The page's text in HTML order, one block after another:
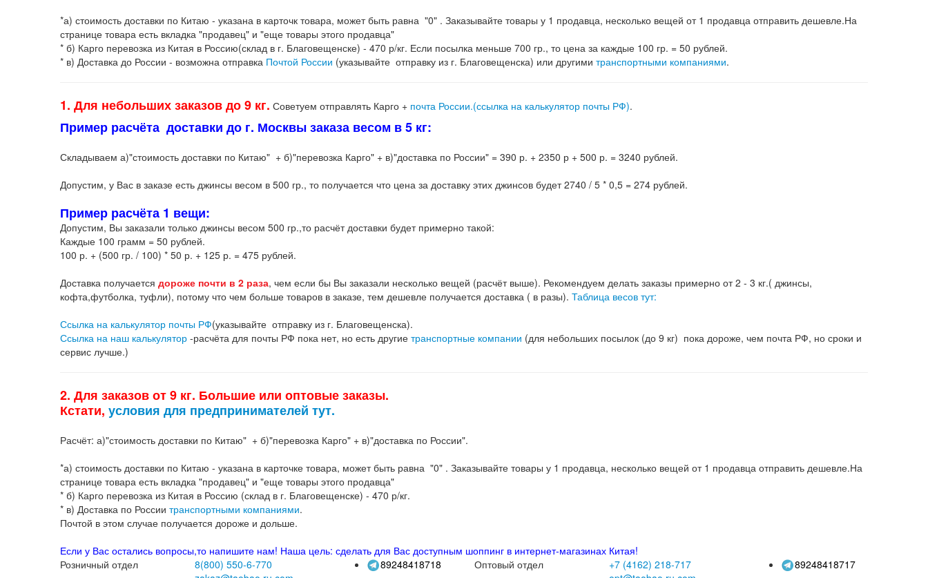
*а) стоимость доставки по Китаю - указана в карточк товара, может быть равна "0" . Заказывайте товары у 1 продавца, несколько вещей от 1 продавца отправить дешевле.На
странице товара есть вкладка "продавец" и "еще товары этого продавца"
* б) Карго перевозка из Китая в Россию(склад в г. Благовещенске) - 470 р/кг. Если посылка меньше 700 гр., то цена за каждые 100 гр. = 50 рублей.
* в) Доставка до России - возможна отправка Почтой России (указывайте отправку из г. Благовещенска) или другими транспортными компаниями.
1. Для небольших заказов до 9 кг. Советуем отправлять Карго + почта России.(ссылка на калькулятор почты РФ).
Пример расчёта доставки до г. Москвы заказа весом в 5 кг:
Складываем а)"стоимость доставки по Китаю" + б)"перевозка Карго" + в)"доставка по России" = 390 р. + 2350 р + 500 р. = 3240 рублей.
Допустим, у Вас в заказе есть джинсы весом в 500 гр., то получается что цена за доставку этих джинсов будет 2740 / 5 * 0,5 = 274 рублей.
Пример расчёта 1 вещи:
Допустим, Вы заказали только джинсы весом 500 гр.,то расчёт доставки будет примерно такой:
Каждые 100 грамм = 50 рублей.
100 р. + (500 гр. / 100) * 50 р. + 125 р. = 475 рублей.
Доставка получается дороже почти в 2 раза, чем если бы Вы заказали несколько вещей (расчёт выше). Рекомендуем делать заказы примерно от 2 - 3 кг.( джинсы,
кофта,футболка, туфли), потому что чем больше товаров в заказе, тем дешевле получается доставка ( в разы). Таблица весов тут:
Ссылка на калькулятор почты РФ(указывайте отправку из г. Благовещенска).
Ссылка на наш калькулятор -расчёта для почты РФ пока нет, но есть другие транспортные компании (для небольших посылок (до 9 кг) пока дороже, чем почта РФ, но сроки и
сервис лучше.)
2. Для заказов от 9 кг. Большие или оптовые заказы.
Кстати, условия для предпринимателей тут.
Расчёт: а)"стоимость доставки по Китаю" + б)"перевозка Карго" + в)"доставка по России".
*а) стоимость доставки по Китаю - указана в карточке товара, может быть равна "0" . Заказывайте товары у 1 продавца, несколько вещей от 1 продавца отправить дешевле.На
странице товара есть вкладка "продавец" и "еще товары этого продавца"
* б) Карго перевозка из Китая в Россию (склад в г. Благовещенске) - 470 р/кг.
* в) Доставка по России транспортными компаниями.
Почтой в этом случае получается дороже и дольше.
Если у Вас остались вопросы,то напишите нам! Наша цель: сделать для Вас доступным шоппинг в интернет-магазинах Китая!
Розничный отдел
8(800) 550-6-770
89248418718 Оптовый отдел +7 (4162) 218-717
89248418717